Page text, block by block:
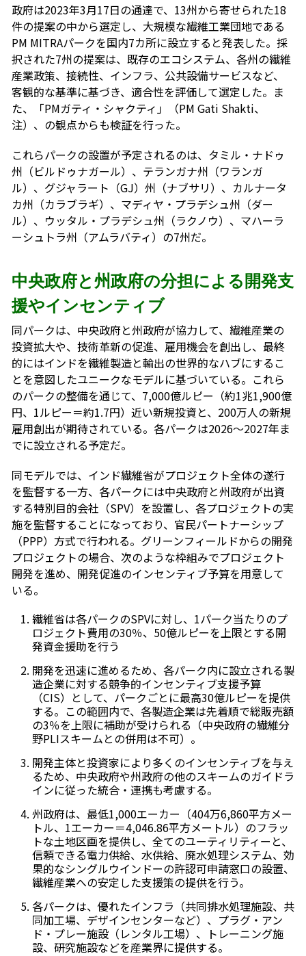
政府は2023年3月17日の通達で、13州から寄せられた18
件の提案の中から選定し、大規模な繊維工業団地である
PM MITRAパークを国内7カ所に設立すると発表した。採
択された7州の提案は、既存のエコシステム、各州の繊維
産業政策、接続性、インフラ、公共設備サービスなど、
客観的な基準に基づき、適合性を評価して選定した。ま
た、「PMガティ・シャクティ」（PM Gati Shakti、
注）、の観点からも検証を行った。
これらパークの設置が予定されるのは、タミル・ナドゥ
州（ビルドゥナガール）、テランガナ州（ワランガ
ル）、グジャラート（GJ）州（ナブサリ）、カルナータ
カ州（カラブラギ）、マディヤ・プラデシュ州（ダー
ル）、ウッタル・プラデシュ州（ラクノウ）、マハーラ
ーシュトラ州（アムラバティ）の7州だ。
中央政府と州政府の分担による開発支
援やインセンティブ
同パークは、中央政府と州政府が協力して、繊維産業の
投資拡大や、技術革新の促進、雇用機会を創出し、最終
的にはインドを繊維製造と輸出の世界的なハブにするこ
とを意図したユニークなモデルに基づいている。これら
のパークの整備を通じて、7,000億ルピー（約1兆1,900億
円、1ルピー＝約1.7円）近い新規投資と、200万人の新規
雇用創出が期待されている。各パークは2026～2027年ま
でに設立される予定だ。
同モデルでは、インド繊維省がプロジェクト全体の遂行
を監督する一方、各パークには中央政府と州政府が出資
する特別目的会社（SPV）を設置し、各プロジェクトの実
施を監督することになっており、官民パートナーシップ
（PPP）方式で行われる。グリーンフィールドからの開発
プロジェクトの場合、次のような枠組みでプロジェクト
開発を進め、開発促進のインセンティブ予算を用意して
いる。
繊維省は各パークのSPVに対し、1パーク当たりのプ
ロジェクト費用の30％、50億ルピーを上限とする開
発資金援助を行う
開発を迅速に進めるため、各パーク内に設立される製
造企業に対する競争的インセンティブ支援予算
（CIS）として、パークごとに最高30億ルピーを提供
する。この範囲内で、各製造企業は先着順で総販売額
の3％を上限に補助が受けられる（中央政府の繊維分
野PLIスキームとの併用は不可）。
開発主体と投資家により多くのインセンティブを与え
るため、中央政府や州政府の他のスキームのガイドラ
インに従った統合・連携も考慮する。
州政府は、最低1,000エーカー（404万6,860平方メー
トル、1エーカー＝4,046.86平方メートル）のフラッ
トな土地区画を提供し、全てのユーティリティーと、
信頼できる電力供給、水供給、廃水処理システム、効
果的なシングルウインドーの許認可申請窓口の設置、
繊維産業への安定した支援策の提供を行う。
各パークは、優れたインフラ（共同排水処理施設、共
同加工場、デザインセンターなど）、プラグ・アン
ド・プレー施設（レンタル工場）、トレーニング施
設、研究施設などを産業界に提供する。